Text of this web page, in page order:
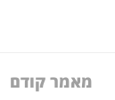
מאמר קודם